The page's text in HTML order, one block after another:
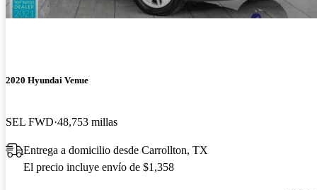
2020 Hyundai Venue
SEL FWD 48,753 millas
Entrega a domicilio desde Carrollton, TX
El precio incluye envío de $1,358